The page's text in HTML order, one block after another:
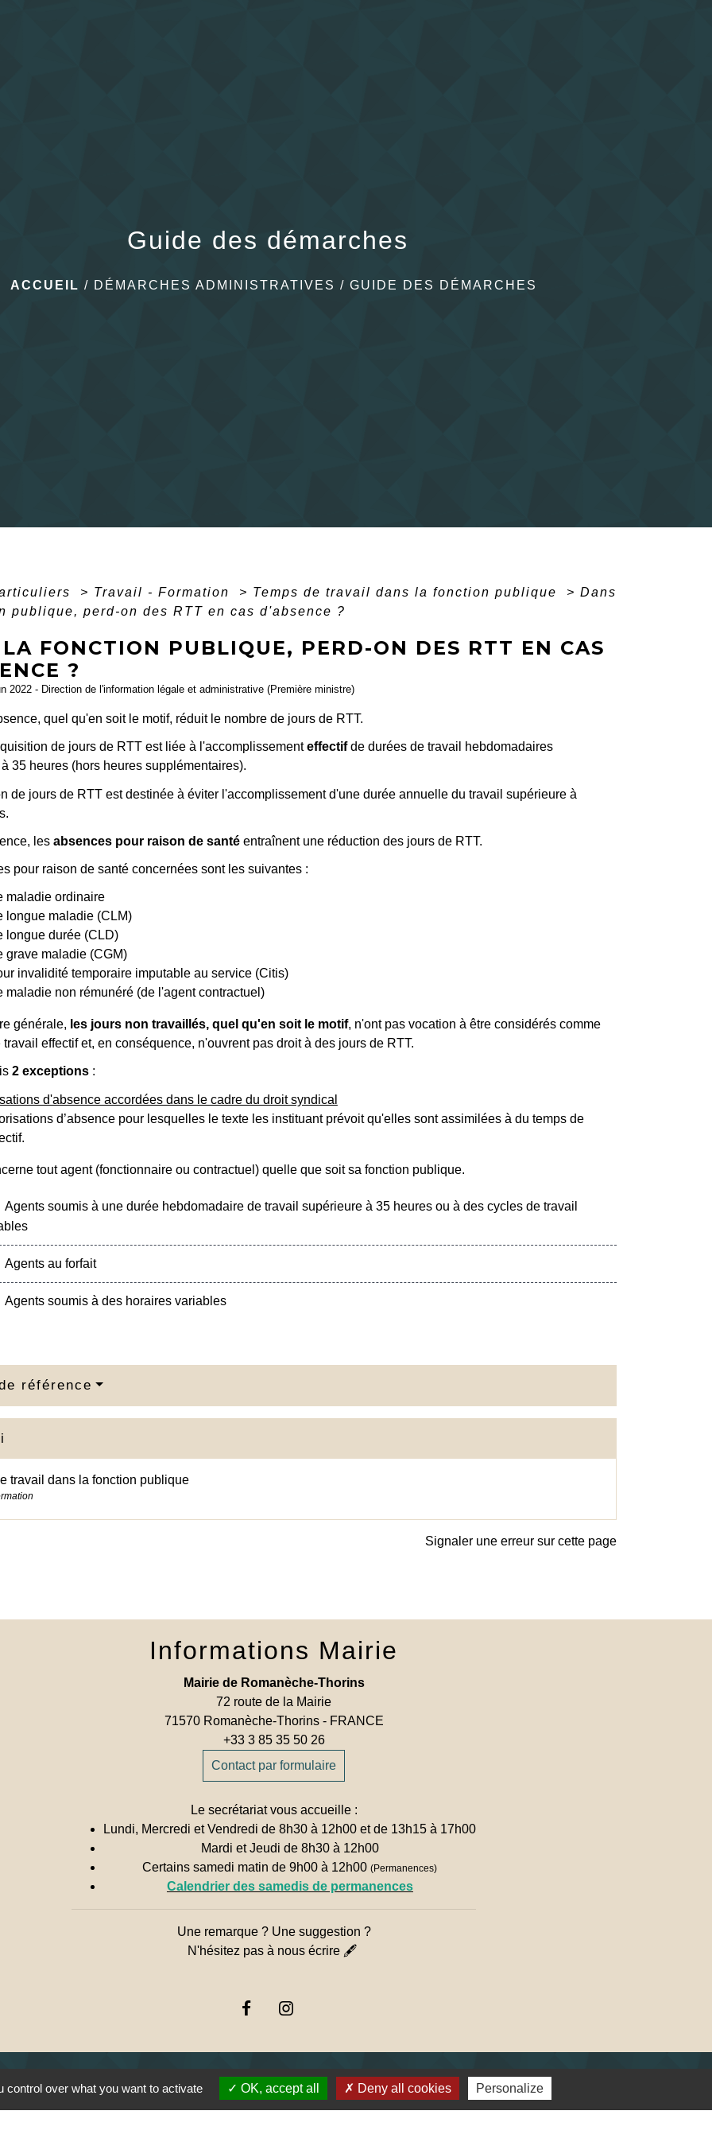
Guide des démarches
ACCUEIL / DÉMARCHES ADMINISTRATIVES /GUIDE DES DÉMARCHES
> Travail - Formation > Temps de travail dans la fonction publique > Dans
publique, perd-on des RTT en cas d'absence ?
FONCTION PUBLIQUE, PERD-ON DES RTT EN CAS
?
2022 - Direction de l'information légale et administrative (Première ministre)
quel qu'en soit le motif, réduit le nombre de jours de RTT.
de jours de RTT est liée à l'accomplissementeffectifde durées de travail hebdomadaires
35 heures (hors heures supplémentaires).
de jours de RTT est destinée à éviter l'accomplissement d'une durée annuelle du travail supérieure à
les absences pour raison de santéentraînent une réduction des jours de RTT.
pour raison de santé concernées sont les suivantes :
maladie ordinaire
longue maladie (CLM)
longue durée (CLD)
grave maladie (CGM)
invalidité temporaire imputable au service (Citis)
maladie non rémunéré (de l'agent contractuel)
générale, les jours non travaillés, quel qu'en soit le motif, n'ont pas vocation à être considérés comme
travail effectif et, en conséquence, n'ouvrent pas droit à des jours de RTT.
2 exceptions:
d'absence accordées dans le cadre du droit syndical
d’absence pour lesquelles le texte les instituant prévoit qu'elles sont assimilées à du temps de
tout agent (fonctionnaire ou contractuel) quelle que soit sa fonction publique.
Agents soumis à une durée hebdomadaire de travail supérieure à 35 heures ou à des cycles de travail
Agents au forfait
Agents soumis à des horaires variables
référence
travail dans la fonction publique
Signaler une erreur sur cette page
Informations Mairie
Mairie de Romanèche-Thorins
72 route de la Mairie
71570 Romanèche-Thorins - FRANCE
+33 3 85 35 50 26
Contact par formulaire
Le secrétariat vous accueille :
Lundi, Mercredi et Vendredi de 8h30 à 12h00 et de 13h15 à 17h00
Mardi et Jeudi de 8h30 à 12h00
Certains samedi matin de 9h00 à 12h00(Permanences)
Calendrier des samedis de permanences
Une remarque ? Une suggestion ?
N'hésitez pas à nous écrire 🖋
Jumelages
over what you want to activate OK, accept all Deny all cookies Personalize